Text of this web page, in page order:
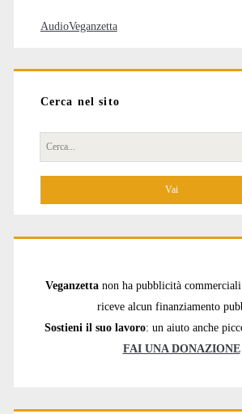
AudioVeganzetta
Cerca nel sito
Cerca
per:
Veganzetta non ha pubblicità
riceve alcun finanziamento
Sostieni il suo lavoro: un aiuto anche
FAI UNA DONAZIONE